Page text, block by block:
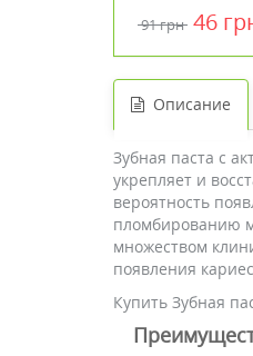
91 грн 46
Описание
Зубная паста с
укрепляет и
вероятность
пломбированию
множеством
появления
Купить Зубная